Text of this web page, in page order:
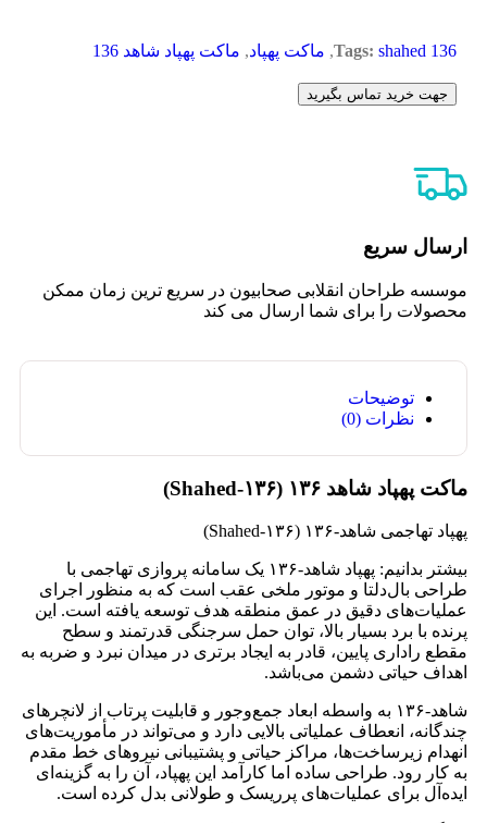
Tags: shahed 136
, ماکت پهپاد, ماکت پهپاد شاهد 136
جهت خرید تماس بگیرید
ارسال سریع
موسسه طراحان انقلابی صحابیون در سریع ترین زمان ممکن
محصولات را برای شما ارسال می کند
توضیحات
نظرات (0)
ماکت پهپاد شاهد ۱۳۶ (Shahed‑۱۳۶)
پهپاد تهاجمی شاهد‑۱۳۶ (Shahed‑۱۳۶)
بیشتر بدانیم: پهپاد شاهد‑۱۳۶ یک سامانه پروازی تهاجمی با
طراحی بال‌دلتا و موتور ملخی عقب است که به منظور اجرای
عملیات‌های دقیق در عمق منطقه هدف توسعه یافته است. این
پرنده با برد بسیار بالا، توان حمل سرجنگی قدرتمند و سطح
مقطع راداری پایین، قادر به ایجاد برتری در میدان نبرد و ضربه به
اهداف حیاتی دشمن می‌باشد.
شاهد‑۱۳۶ به واسطه ابعاد جمع‌وجور و قابلیت پرتاب از لانچرهای
چندگانه، انعطاف عملیاتی بالایی دارد و می‌تواند در مأموریت‌های
انهدام زیرساخت‌ها، مراکز حیاتی و پشتیبانی نیروهای خط مقدم
به کار رود. طراحی ساده اما کارآمد این پهپاد، آن را به گزینه‌ای
ایده‌آل برای عملیات‌های پرریسک و طولانی بدل کرده است.